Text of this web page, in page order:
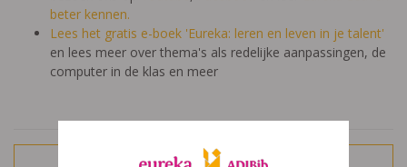
beter kennen.
Lees het gratis e-boek 'Eureka: leren en leven in je talent'
en lees meer over thema's als redelijke aanpassingen, de
computer in de klas en meer